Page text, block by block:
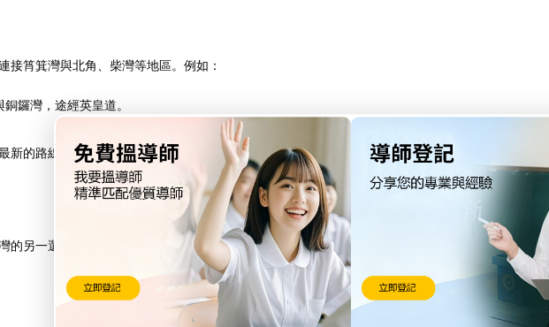
接筲箕灣與北角、柴灣等地區。​例如：​
銅鑼灣，途經英皇道。​
新的路線和班次資訊。​
的另一選擇，沿途可欣賞香港島的街景。​您可乘坐電車前往筲箕灣道或英皇道等站點。​